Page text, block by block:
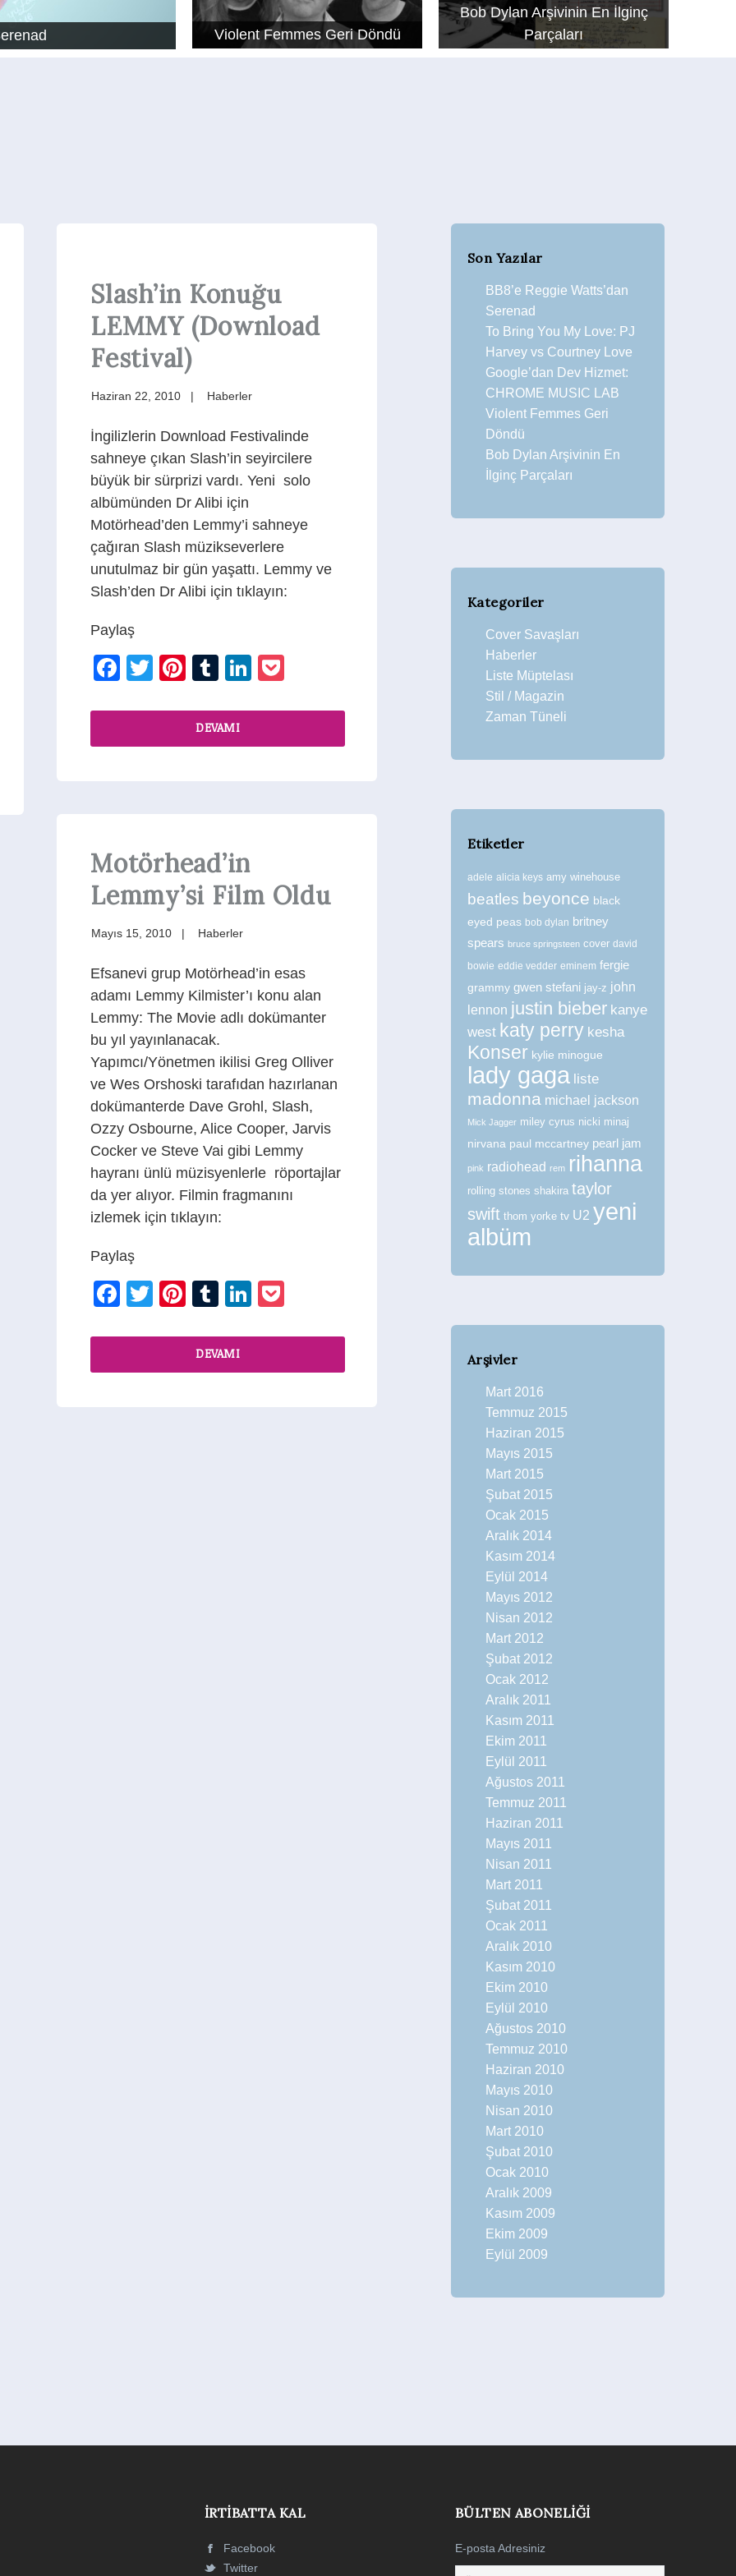
Violent Femmes Geri Döndü
Bob Dylan Arşivinin En İlginç
Parçaları
Slash’in Konuğu
LEMMY (Download
Festival)
Haziran 22, 2010 Haberler
İngilizlerin Download Festivalinde
sahneye çıkan Slash’in seyircilere
büyük bir sürprizi vardı. Yeni solo
albümünden Dr Alibi için
Motörhead’den Lemmy’i sahneye
çağıran Slash müzikseverlere
unutulmaz bir gün yaşattı. Lemmy ve
Slash’den Dr Alibi için tıklayın:
Paylaş
Facebook
TwitterPinterest
TumblrLinkedIn
DEVAMI
Motörhead’in
Lemmy’si Film Oldu
Mayıs 15, 2010 Haberler
Efsanevi grup Motörhead’in esas
adamı Lemmy Kilmister’ı konu alan
Lemmy: The Movie adlı dokümanter
bu yıl yayınlanacak.
Yapımcı/Yönetmen ikilisi Greg Olliver
ve Wes Orshoski tarafıdan hazırlanan
dokümanterde Dave Grohl, Slash,
Ozzy Osbourne, Alice Cooper, Jarvis
Cocker ve Steve Vai gibi Lemmy
hayranı ünlü müzisyenlerle röportajlar
da yer alıyor. Filmin fragmanını
izlemek için tıklayın:
Paylaş
Facebook
TwitterPinterest
TumblrLinkedIn
DEVAMI
Son Yazılar
BB8’e Reggie Watts’dan
Serenad
To Bring You My Love: PJ
Harvey vs Courtney Love
Google’dan Dev Hizmet:
CHROME MUSIC LAB
Violent Femmes Geri
Döndü
Bob Dylan Arşivinin En
İlginç Parçaları
Kategoriler
Cover Savaşları
Haberler
Liste Müptelası
Stil / Magazin
Zaman Tüneli
Etiketler
adele alicia keys amy winehouse
beatles beyonce black
eyed peas bob dylan britney
spears bruce springsteen cover david
bowie eddie vedder eminem fergie
grammy gwen stefani jay-z john
lennon justin bieber kanye
west katy perry kesha
Konser kylie minogue
lady gaga liste
madonna michael jackson
Mick Jagger miley cyrus nicki minaj
nirvana paul mccartney pearl jam
pink radiohead rem rihanna
rolling stones shakira taylor
swift thom yorke tv U2 yeni
albüm
Arşivler
Mart 2016
Temmuz 2015
Haziran 2015
Mayıs 2015
Mart 2015
Şubat 2015
Ocak 2015
Aralık 2014
Kasım 2014
Eylül 2014
Mayıs 2012
Nisan 2012
Mart 2012
Şubat 2012
Ocak 2012
Aralık 2011
Kasım 2011
Ekim 2011
Eylül 2011
Ağustos 2011
Temmuz 2011
Haziran 2011
Mayıs 2011
Nisan 2011
Mart 2011
Şubat 2011
Ocak 2011
Aralık 2010
Kasım 2010
Ekim 2010
Eylül 2010
Ağustos 2010
Temmuz 2010
Haziran 2010
Mayıs 2010
Nisan 2010
Mart 2010
Şubat 2010
Ocak 2010
Aralık 2009
Kasım 2009
Ekim 2009
Eylül 2009
İRTIBATTA KAL
Facebook
Twitter
BÜLTEN ABONELIĞI
E-posta Adresiniz